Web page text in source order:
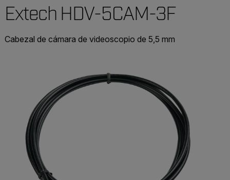
Extech HDV-5CAM-3F
Cabezal de cámara de videoscopio de 5,5 mm